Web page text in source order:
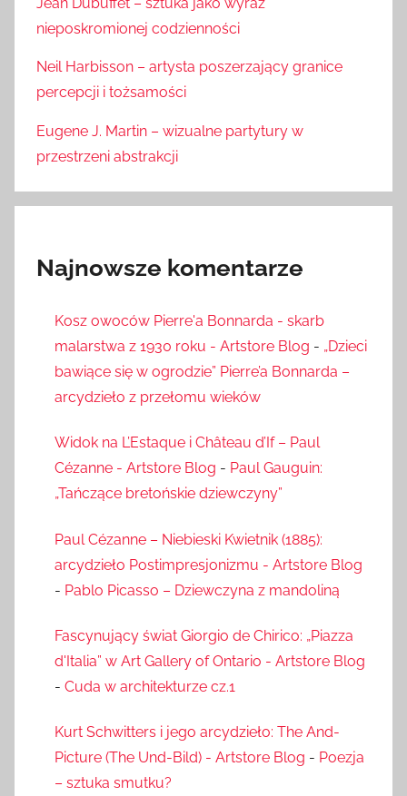
nieposkromionej codzienności
Neil Harbisson – artysta poszerzający granice
percepcji i tożsamości
Eugene J. Martin – wizualne partytury w
przestrzeni abstrakcji
Najnowsze komentarze
Kosz owoców Pierre'a Bonnarda - skarb
malarstwa z 1930 roku - Artstore Blog - „Dzieci
bawiące się w ogrodzie” Pierre’a Bonnarda –
arcydzieło z przełomu wieków
Widok na L’Estaque i Château d’If – Paul
Cézanne - Artstore Blog - Paul Gauguin:
„Tańczące bretońskie dziewczyny”
Paul Cézanne – Niebieski Kwietnik (1885):
arcydzieło Postimpresjonizmu - Artstore Blog
- Pablo Picasso – Dziewczyna z mandoliną
Fascynujący świat Giorgio de Chirico: „Piazza
d'Italia” w Art Gallery of Ontario - Artstore Blog
- Cuda w architekturze cz.1
Kurt Schwitters i jego arcydzieło: The And-
Picture (The Und-Bild) - Artstore Blog - Poezja
– sztuka smutku?